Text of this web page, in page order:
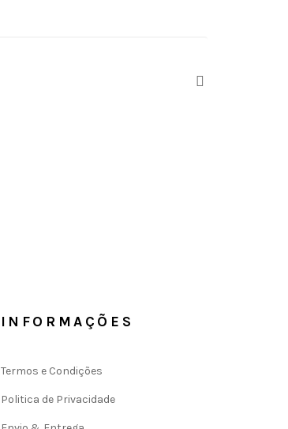
Next
INFORMAÇÕES
Termos e Condições
Politica de Privacidade